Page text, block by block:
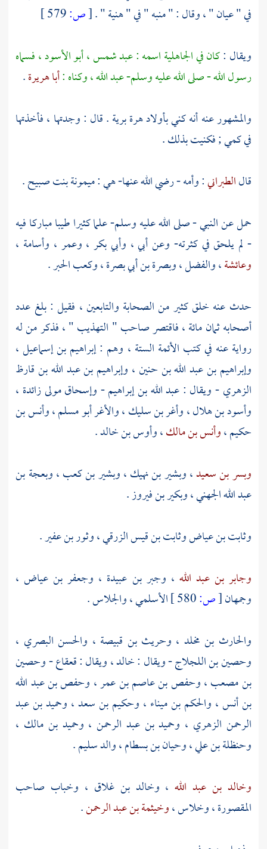
في "عيان" ، وقال : "منبه" في "هنية" .
[ص:
ويقال :كان في الجاهلية اسمه :عبد شمس ، أبو الأسود، فسماه
رسول الله - صلى الله عليه وسلم-عبد الله، وكناه :أبا هريرة.
والمشهور عنه أنه كني بأولاد هرة برية . قال : وجدتها ، فأخذتها
في كمي ; فكنيت بذلك .
قالالطبراني: وأمه - رضي الله عنها- هي :ميمونة بنت صبيح.
حمل عن النبي - صلى الله عليه وسلم- علما كثيرا طيبا مباركا فيه
- لم يلحق في كثرته- وعنأبي، وأبي بكر ، وعمر ، وأسامة ،
وعائشة،والفضل،وبصرة بن أبي بصرة،وكعب الحبر.
حدث عنه خلق كثير من الصحابة والتابعين ، فقيل : بلغ عدد
أصحابه ثمان مائة ، فاقتصر صاحب " التهذيب " ، فذكر من له
رواية عنه في كتب الأئمة الستة ، وهم :إبراهيم بن إسماعيل،
وإبراهيم بن عبد الله بن حنين، وإبراهيم بن عبد الله بن قارظ
الزهري- ويقال :عبد الله بن إبراهيم-وإسحاق مولى زائدة ،
وأسود بن هلال،وأغر بن سليك،والأغر أبو مسلم،وأنس بن
حكيم،وأنس بن مالك،وأوس بن خالد.
وبسر بن سعيد،وبشير بن نهيك،وبشير بن كعب،وبعجة بن
عبد الله الجهني،وبكير بن فيروز.
وثابت بن عياضوثابت بن قيس الزرقي،وثور بن عفير.
وجابر بن عبد الله ، وجبر بن عبيدة ، وجعفر بن عياض ،
وجمهان[ص: الأسلمي،والجلاس.
والحارث بن مخلد ، وحريث بن قبيصة ، والحسن البصري ،
وحصين بن اللجلاج- ويقال :خالد، ويقال :قعقاع-وحصين
بن مصعب،وحفص بن عاصم بن عمر، وحفص بن عبد الله
بن أنس، والحكم بن ميناء ، وحكيم بن سعد، وحميد بن عبد
الرحمن الزهري ، وحميد بن عبد الرحمن ، وحميد بن مالك ،
وحنظلة بن علي،وحيان بن بسطام، والدسليم.
وخالد بن عبد الله ، وخالد بن غلاق ، وخباب صاحب
المقصورة،وخلاس،وخيثمة بن عبد الرحمن.